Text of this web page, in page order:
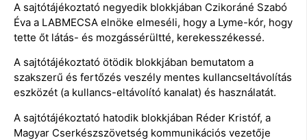
A sajtótájékoztató negyedik blokkjában Czikoráné Szabó
Éva a LABMECSA elnöke elmeséli, hogy a Lyme-kór, hogy
tette őt látás- és mozgássérültté, kerekesszékessé.
A sajtótájékoztató ötödik blokkjában bemutatom a
szakszerű és fertőzés veszély mentes kullancseltávolítás
eszközét (a kullancs-eltávolító kanalat) és használatát.
A sajtótájékoztató hatodik blokkjában Réder Kristóf, a
Magyar Cserkészszövetség kommunikációs vezetője